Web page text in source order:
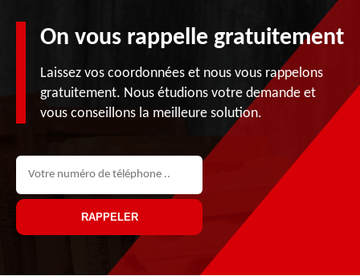
On vous rappelle gratuitement
Laissez vos coordonnées et nous vous rappelons
gratuitement. Nous étudions votre demande et
vous conseillons la meilleure solution.